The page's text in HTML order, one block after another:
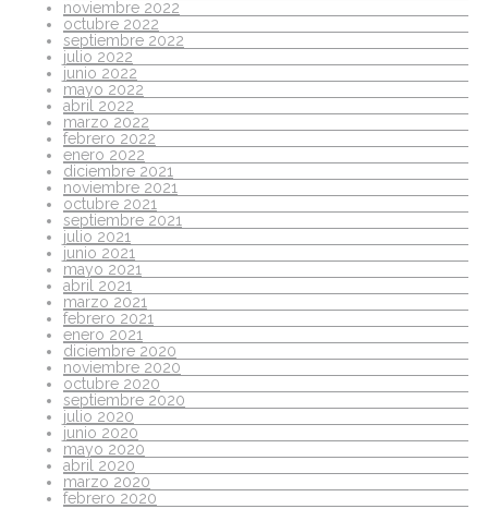
noviembre 2022
octubre 2022
septiembre 2022
julio 2022
junio 2022
mayo 2022
abril 2022
marzo 2022
febrero 2022
enero 2022
diciembre 2021
noviembre 2021
octubre 2021
septiembre 2021
julio 2021
junio 2021
mayo 2021
abril 2021
marzo 2021
febrero 2021
enero 2021
diciembre 2020
noviembre 2020
octubre 2020
septiembre 2020
julio 2020
junio 2020
mayo 2020
abril 2020
marzo 2020
febrero 2020